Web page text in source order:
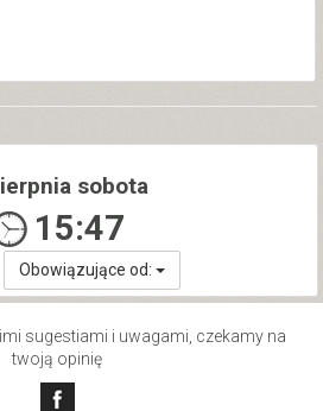
sobota
15:47
Obowiązujące od:
sugestiami i uwagami, czekamy na
twoją opinię